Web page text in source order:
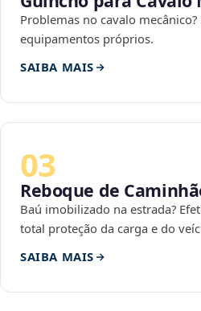
Problemas no cavalo
equipamentos próprios.
SAIBA MAIS
03
Reboque de
Baú imobilizado na estrada?
total proteção da carga e do
SAIBA MAIS